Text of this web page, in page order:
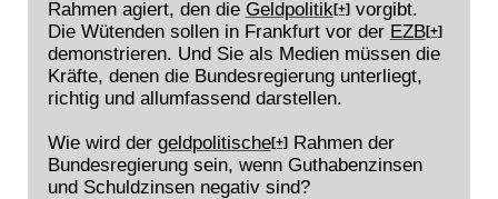
Rahmen agiert, den die Geldpolitik[+]vorgibt.
Die Wütenden sollen in Frankfurt vor der EZB[+]
demonstrieren. Und Sie als Medien müssen die
Kräfte, denen die Bundesregierung unterliegt,
richtig und allumfassend darstellen.
Wie wird der geldpolitische[+]Rahmen der
Bundesregierung sein, wenn Guthabenzinsen
und Schuldzinsen negativ sind?